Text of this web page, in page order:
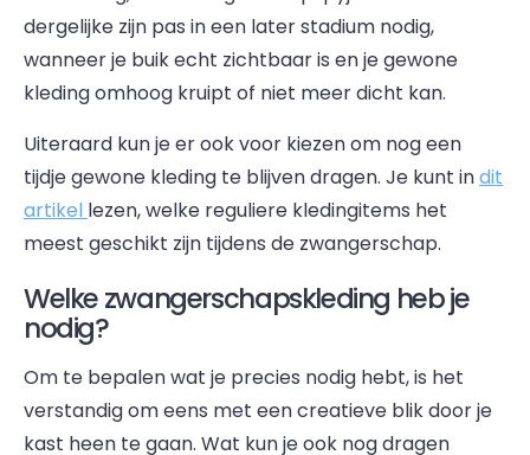
dergelijke zijn pas in een later stadium nodig,
wanneer je buik echt zichtbaar is en je gewone
kleding omhoog kruipt of niet meer dicht kan.
Uiteraard kun je er ook voor kiezen om nog een
tijdje gewone kleding te blijven dragen. Je kunt indit
artikel lezen, welke reguliere kledingitems het
meest geschikt zijn tijdens de zwangerschap.
Welke zwangerschapskleding heb je
nodig?
Om te bepalen wat je precies nodig hebt, is het
verstandig om eens met een creatieve blik door je
kast heen te gaan. Wat kun je ook nog dragen